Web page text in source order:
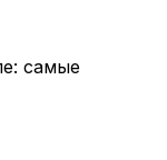
самые